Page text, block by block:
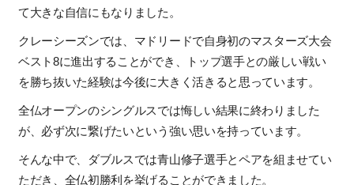
て大きな自信にもなりました。
クレーシーズンでは、マドリードで自身初のマスターズ大会
ベスト8に進出することができ、トップ選手との厳しい戦い
を勝ち抜いた経験は今後に大きく活きると思っています。
全仏オープンのシングルスでは悔しい結果に終わりました
が、必ず次に繋げたいという強い思いを持っています。
そんな中で、ダブルスでは青山修子選手とペアを組ませてい
ただき、全仏初勝利を挙げることができました。